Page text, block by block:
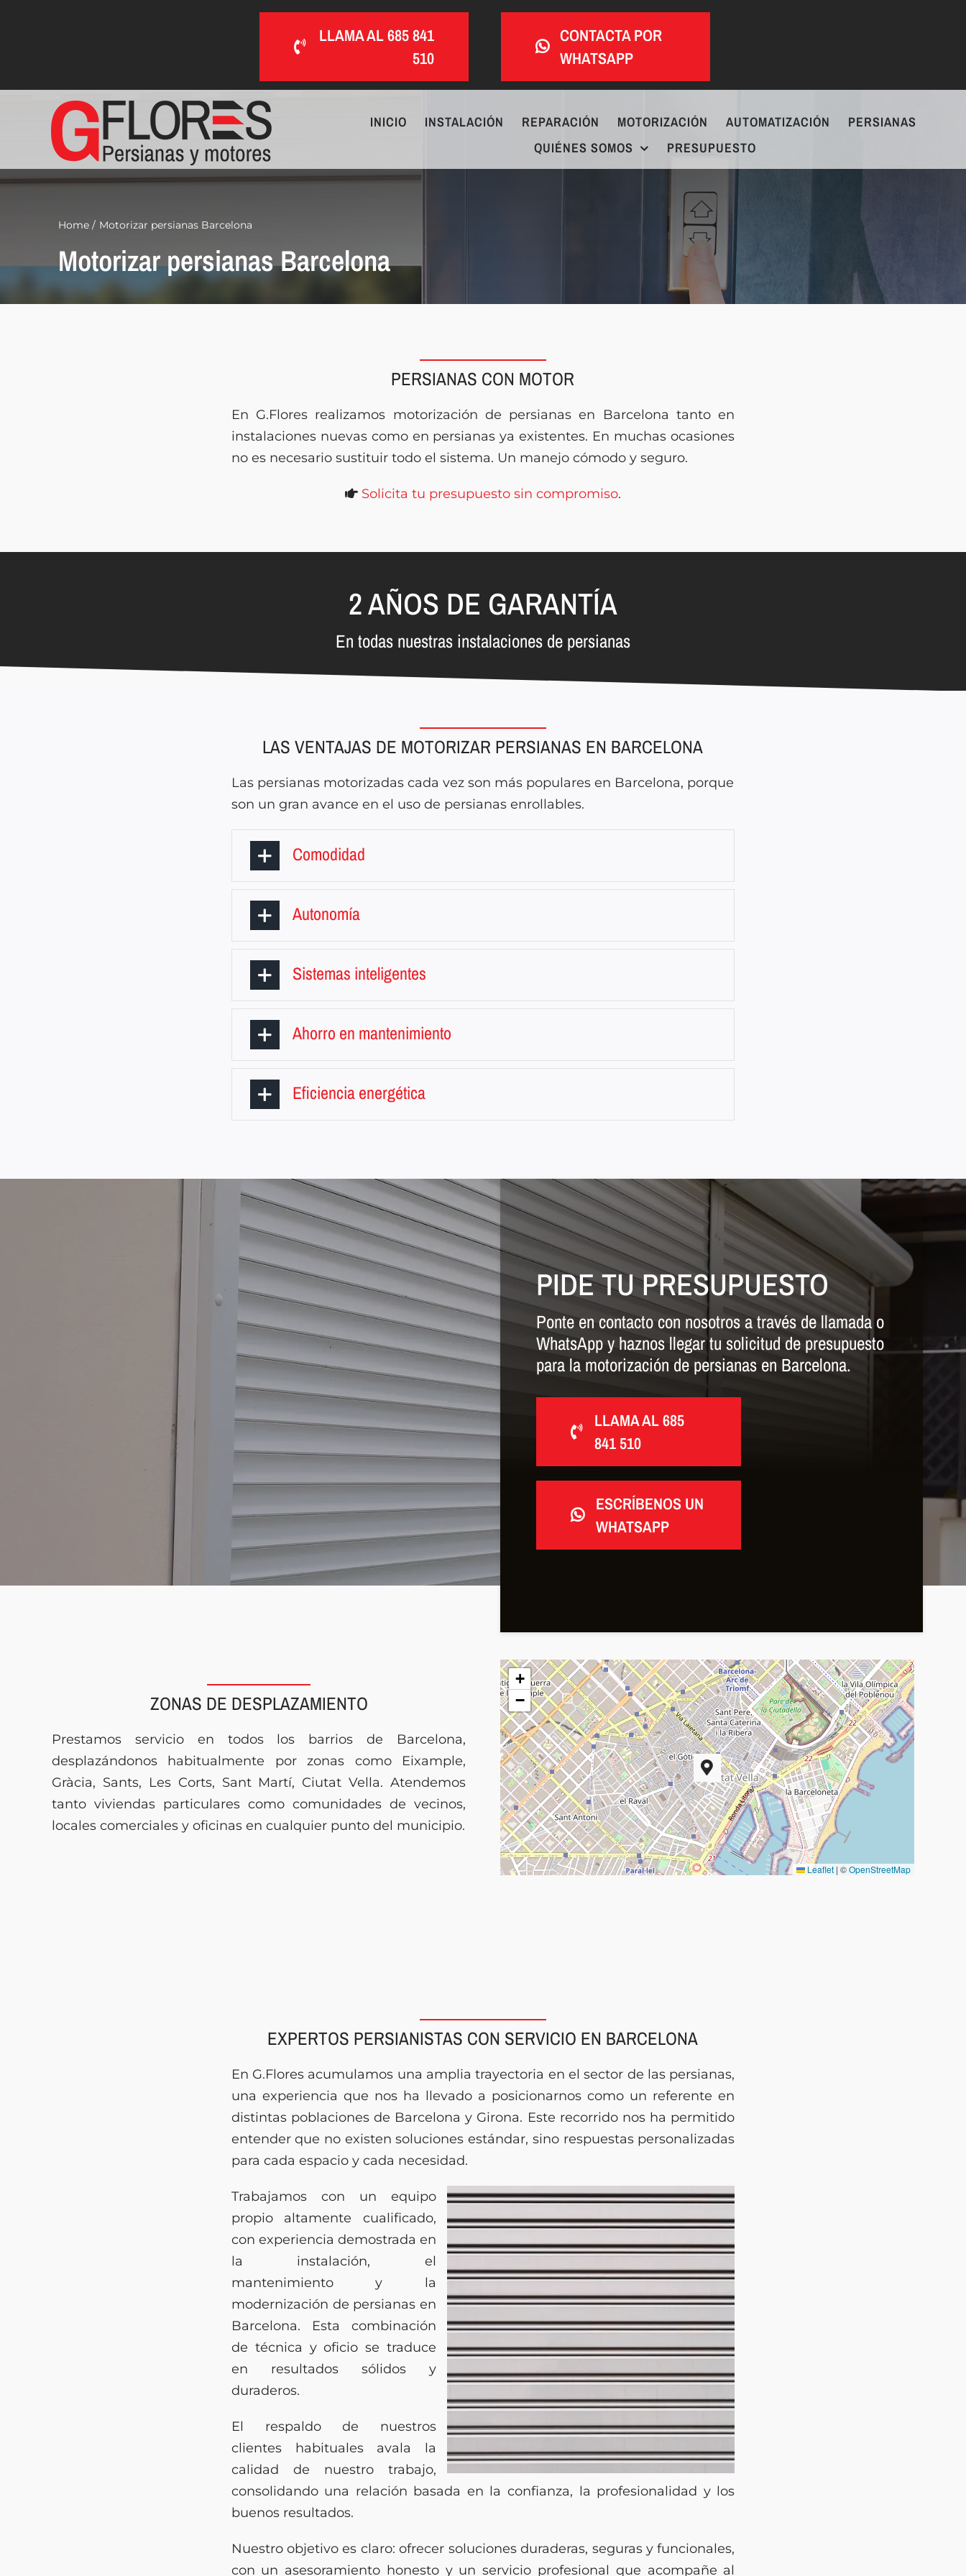
LLAMA AL 685 841
510
CONTACTA POR
WHATSAPP
INICIO INSTALACIÓN REPARACIÓN MOTORIZACIÓN AUTOMATIZACIÓN
PERSIANAS
QUIÉNES SOMOS
PRESUPUESTO
Home Motorizar persianas Barcelona
Motorizar persianas Barcelona
PERSIANAS CON MOTOR
En G.Flores realizamos motorización de persianas en Barcelona tanto en
instalaciones nuevas como en persianas ya existentes. En muchas ocasiones
no es necesario sustituir todo el sistema. Un manejo cómodo y seguro.
Solicita tu presupuesto sin compromiso.
2 AÑOS DE GARANTÍA
En todas nuestras instalaciones de persianas
LAS VENTAJAS DE MOTORIZAR PERSIANAS EN BARCELONA
Las persianas motorizadas cada vez son más populares en Barcelona, porque
son un gran avance en el uso de persianas enrollables.
Comodidad
Autonomía
Sistemas inteligentes
Ahorro en mantenimiento
Eficiencia energética
PIDE TU PRESUPUESTO
Ponte en contacto con nosotros a través de llamada o
WhatsApp y haznos llegar tu solicitud de presupuesto
para la motorización de persianas en Barcelona.
LLAMA AL 685
841 510
ESCRÍBENOS UN
WHATSAPP
ZONAS DE DESPLAZAMIENTO
Prestamos servicio en todos los barrios de Barcelona,
desplazándonos habitualmente por zonas como Eixample,
Gràcia, Sants, Les Corts, Sant Martí, Ciutat Vella. Atendemos
tanto viviendas particulares como comunidades de vecinos,
locales comerciales y oficinas en cualquier punto del municipio.
+
−
Leaflet | ©OpenStreetMap
EXPERTOS PERSIANISTAS CON SERVICIO EN BARCELONA
En G.Flores acumulamos una amplia trayectoria en el sector de las persianas,
una experiencia que nos ha llevado a posicionarnos como un referente en
distintas poblaciones de Barcelona y Girona. Este recorrido nos ha permitido
entender que no existen soluciones estándar, sino respuestas personalizadas
para cada espacio y cada necesidad.
Trabajamos con un equipo
propio altamente cualificado,
con experiencia demostrada en
la instalación, el
mantenimiento y la
modernización de persianas en
Barcelona. Esta combinación
de técnica y oficio se traduce
en resultados sólidos y
duraderos.
El respaldo de nuestros
clientes habituales avala la
calidad de nuestro trabajo,
consolidando una relación basada en la confianza, la profesionalidad y los
buenos resultados.
Nuestro objetivo es claro: ofrecer soluciones duraderas, seguras y funcionales,
con un asesoramiento honesto y un servicio profesional que acompañe al